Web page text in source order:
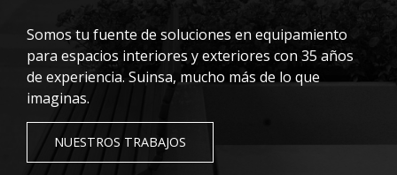
Somos tu fuente de soluciones en equipamiento
para espacios interiores y exteriores con 35 años
de experiencia. Suinsa, mucho más de lo que
imaginas.
NUESTROS TRABAJOS